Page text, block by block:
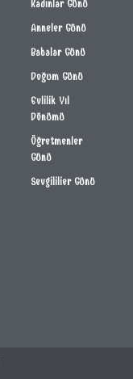
Kadınlar Günü
Anneler Günü
Babalar Günü
Doğum Günü
Evlilik Yıl
Dönümü
Öğretmenler
Günü
Sevgililier Günü